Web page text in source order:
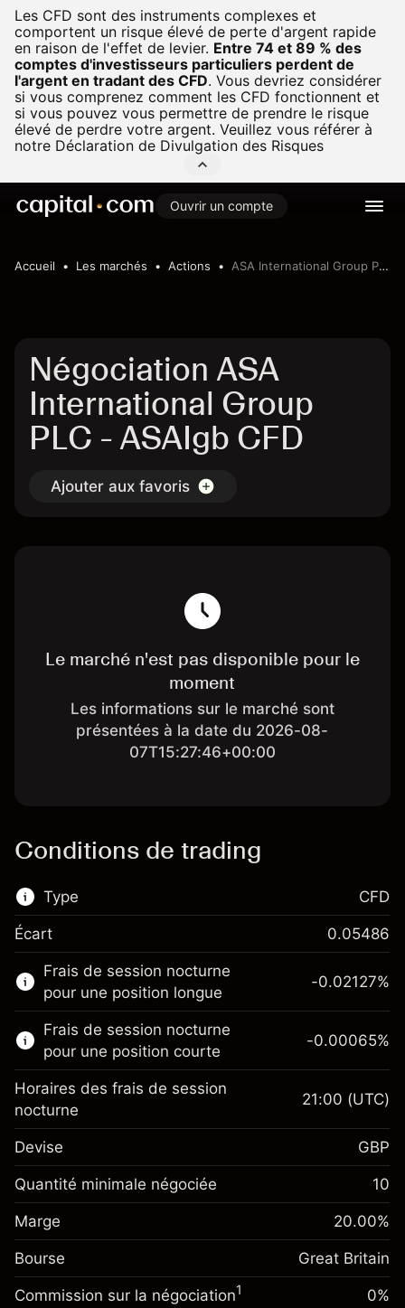
Les CFD sont des instruments complexes et
comportent un risque élevé de perte d'argent rapide
en raison de l'effet de levier. Entre 74 et 89 % des
comptes d'investisseurs particuliers perdent de
l'argent en tradant des CFD. Vous devriez considérer
si vous comprenez comment les CFD fonctionnent et
si vous pouvez vous permettre de prendre le risque
élevé de perdre votre argent. Veuillez vous référer à
notre Déclaration de Divulgation des Risques
Ouvrir un compte
Accueil Les marchés Actions ASA International Group PLC
Négociation ASA
International Group
PLC - ASAIgb CFD
Ajouter aux favoris
Le marché n'est pas disponible pour le
moment
Les informations sur le marché sont
présentées à la date du 2026-08-
07T15:27:46+00:00
Conditions de trading
Type
Ce marché financier est disponible pour le
trading de CFD.
En savoir plus sur :
CFD
CFD
Écart 0.05486
Frais de session nocturne
pour une position longue
Marge. Votre
investissement
Ajustement des fonds de
Frais sur la valeur totale de la
position
-0.021271
%
(-£1.06)
Taille de la position avec effet de levier
-0.02127%
Frais de session nocturne
pour une position courte
Marge. Votre
£1,000.00
Ajustement des fonds
de overnight
Frais sur la valeur totale de la
-0.000647
%
-0.00065%
Horaires des frais de session
nocturne
21:00 (UTC)
Devise GBP
Quantité minimale négociée 10
Marge 20.00%
Bourse Great Britain
Commission sur la négociation1 0%